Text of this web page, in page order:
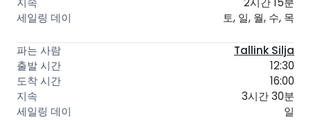
토, 일, 월, 수, 목
Tallink Silja
12:30
16:00
3시간 30분
일